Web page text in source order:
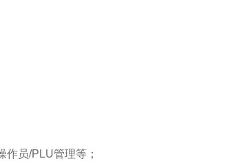
作员/PLU管理等；